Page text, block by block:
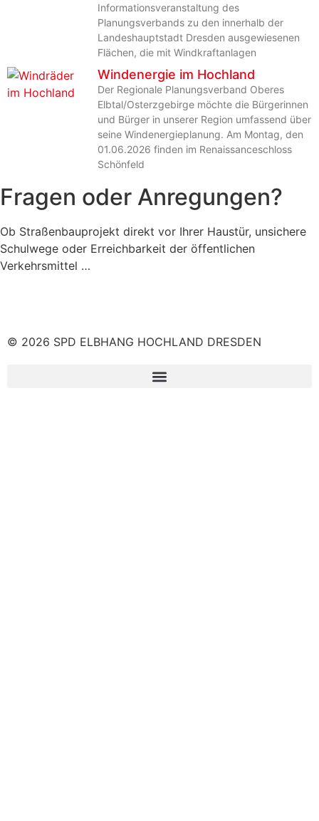
Informationsveranstaltung des
Planungsverbands zu den innerhalb der
Landeshauptstadt Dresden ausgewiesenen
Flächen, die mit Windkraftanlagen
Windenergie im Hochland
Der Regionale Planungsverband Oberes
Elbtal/Osterzgebirge möchte die Bürgerinnen
und Bürger in unserer Region umfassend über
seine Windenergieplanung. Am Montag, den
01.06.2026 finden im Renaissanceschloss
Schönfeld
Fragen oder Anregungen?
Ob Straßenbauprojekt direkt vor Ihrer Haustür, unsichere
Schulwege oder Erreichbarkeit der öffentlichen
Verkehrsmittel …
© 2026 SPD ELBHANG HOCHLAND DRESDEN